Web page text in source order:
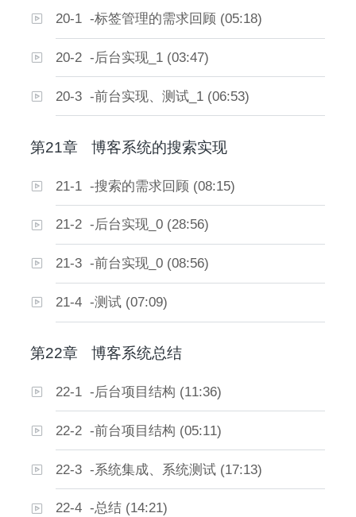
20-1 -标签管理的需求回顾 (05:18)
20-2 -后台实现_1 (03:47)
20-3 -前台实现、测试_1 (06:53)
第21章 博客系统的搜索实现
21-1 -搜索的需求回顾 (08:15)
21-2 -后台实现_0 (28:56)
21-3 -前台实现_0 (08:56)
21-4 -测试 (07:09)
第22章 博客系统总结
22-1 -后台项目结构 (11:36)
22-2 -前台项目结构 (05:11)
22-3 -系统集成、系统测试 (17:13)
22-4 -总结 (14:21)